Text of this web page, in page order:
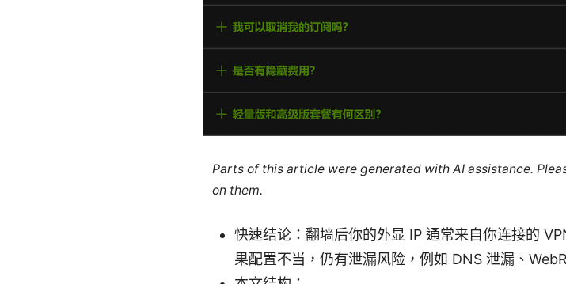
Parts of this article were generated with AI assistance.
on them.
快速结论：翻墙后你的外显 IP 通常来自你连接的
果配置不当，仍有泄漏风险，例如 DNS 泄漏、